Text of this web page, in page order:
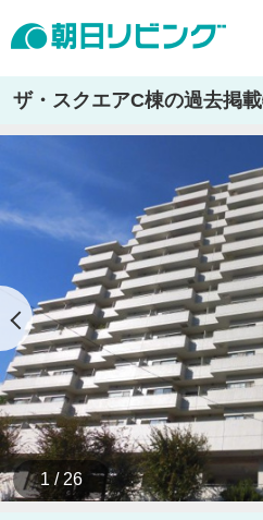
ザ・スクエアC棟の過去掲
1 / 26